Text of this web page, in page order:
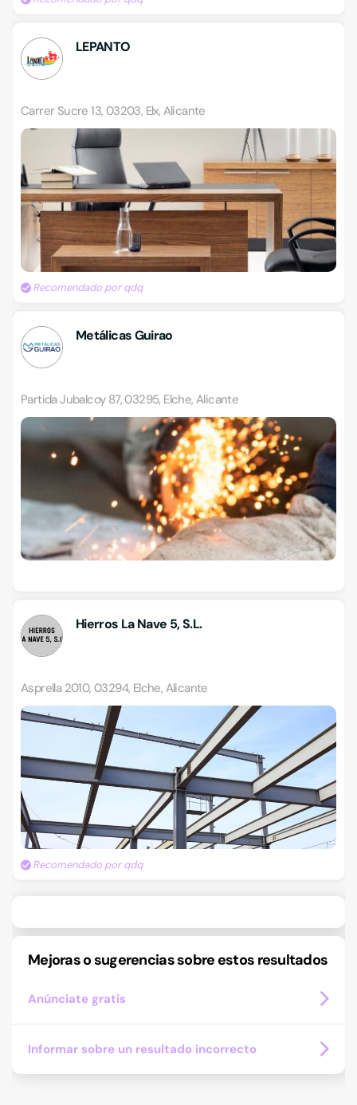
LEPANTO
Carrer Sucre 13, 03203, Elx, Alicante
Recomendado por qdq
Metálicas Guirao
Partida Jubalcoy 87, 03295, Elche, Alicante
Hierros La Nave 5, S.L.
Asprella 2010, 03294, Elche, Alicante
Recomendado por qdq
Mejoras o sugerencias sobre estos resultados
Anúnciate gratis
Informar sobre un resultado incorrecto